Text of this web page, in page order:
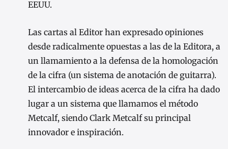
EEUU.
Las cartas al Editor han expresado opiniones
desde radicalmente opuestas a las de la Editora, a
un llamamiento a la defensa de la homologación
de la cifra (un sistema de anotación de guitarra).
El intercambio de ideas acerca de la cifra ha dado
lugar a un sistema que llamamos el método
Metcalf, siendo Clark Metcalf su principal
innovador e inspiración.